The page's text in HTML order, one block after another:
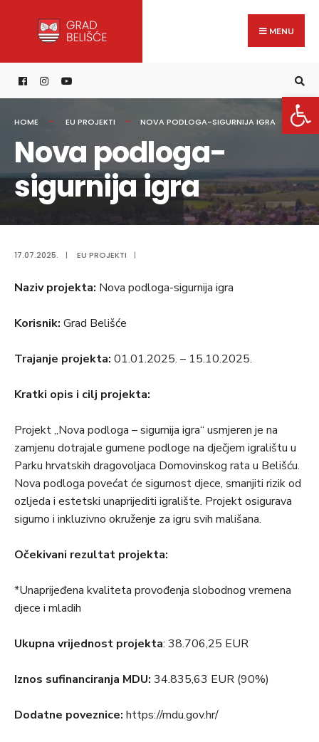
content
MENU
HOME EU PROJEKTI NOVA PODLOGA-SIGURNIJA IGRA
Nova podloga-
sigurnija igra
17.07.2025. | EU PROJEKTI |
Naziv projekta: Nova podloga-sigurnija igra
Korisnik: Grad Belišće
Trajanje projekta: 01.01.2025. – 15.10.2025.
Kratki opis i cilj projekta:
Projekt „Nova podloga – sigurnija igra“ usmjeren je na
zamjenu dotrajale gumene podloge na dječjem igralištu u
Parku hrvatskih dragovoljaca Domovinskog rata u Belišću.
Nova podloga povećat će sigurnost djece, smanjiti rizik od
ozljeda i estetski unaprijediti igralište. Projekt osigurava
sigurno i inkluzivno okruženje za igru svih mališana.
Očekivani rezultat projekta:
*Unaprijeđena kvaliteta provođenja slobodnog vremena
djece i mladih
Ukupna vrijednost projekta: 38.706,25 EUR
Iznos sufinanciranja MDU: 34.835,63 EUR (90%)
Dodatne poveznice: https://mdu.gov.hr/
for: